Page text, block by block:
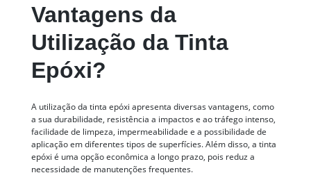
Vantagens da
Utilização da Tinta
Epóxi?
A utilização da tinta epóxi apresenta diversas vantagens, como
a sua durabilidade, resistência a impactos e ao tráfego intenso,
facilidade de limpeza, impermeabilidade e a possibilidade de
aplicação em diferentes tipos de superfícies. Além disso, a tinta
epóxi é uma opção econômica a longo prazo, pois reduz a
necessidade de manutenções frequentes.